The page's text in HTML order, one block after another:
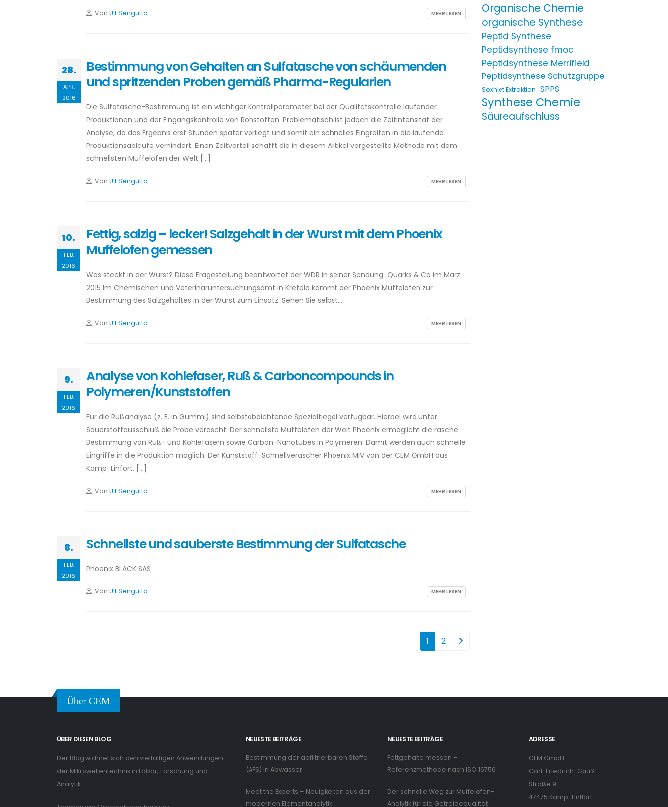
Organische Chemie
organische Synthese
Peptid Synthese
Peptidsynthese fmoc
Peptidsynthese Merrifield
Peptidsynthese Schutzgruppe
Soxhlet Extraktion SPPS
Synthese Chemie
Säureaufschluss
Von Ulf Sengutta MEHR LESEN
28.
APR.
2016
Bestimmung von Gehalten an Sulfatasche von schäumenden
und spritzenden Proben gemäß Pharma-Regularien
Die Sulfatasche-Bestimmung ist ein wichtiger Kontrollparameter bei der Qualitätskontrolle laufender
Produktionen und der Eingangskontrolle von Rohstoffen. Problematisch ist jedoch die Zeitintensität der
Analyse, da das Ergebnis erst Stunden später vorliegt und somit ein schnelles Eingreifen in die laufende
Produktionsabläufe verhindert. Einen Zeitvorteil schafft die in diesem Artikel vorgestellte Methode mit dem
schnellsten Muffelofen der Welt […]
Von Ulf Sengutta MEHR LESEN
10.
FEB.
2016
Fettig, salzig – lecker! Salzgehalt in der Wurst mit dem Phoenix
Muffelofen gemessen
Was steckt in der Wurst? Diese Fragestellung beantwortet der WDR in seiner Sendung Quarks & Co im März
2015 Im Chemischen und Veterinäruntersuchungsamt in Krefeld kommt der Phoenix Muffelofen zur
Bestimmung des Salzgehaltes in der Wurst zum Einsatz. Sehen Sie selbst…
Von Ulf Sengutta MEHR LESEN
9.
FEB.
2016
Analyse von Kohlefaser, Ruß & Carboncompounds in
Polymeren/Kunststoffen
Für die Rußanalyse (z. B. in Gummi) sind selbstabdichtende Spezialtiegel verfügbar. Hierbei wird unter
Sauerstoffausschluß die Probe verascht. Der schnellste Muffelofen der Welt Phoenix ermöglicht die rasche
Bestimmung von Ruß- und Kohlefasern sowie Carbon-Nanotubes in Polymeren. Damit werden auch schnelle
Eingriffe in die Produktion möglich. Der Kunststoff-Schnellverascher Phoenix MIV von der CEM GmbH aus
Kamp-Linfort, […]
Von Ulf Sengutta MEHR LESEN
8.
FEB.
2016
Schnellste und sauberste Bestimmung der Sulfatasche
Phoenix BLACK SAS
Von Ulf Sengutta MEHR LESEN
1 2
Über CEM
ÜBER DIESEN BLOG
Der Blog widmet sich den vielfältigen Anwendungen
der Mikrowellentechnik in Labor, Forschung und
Analytik.
NEUESTE BEITRÄGE
Bestimmung der abfiltrierbaren Stoffe
(AFS) in Abwasser
Meet the Experts – Neuigkeiten aus der
modernen Elementanalytik
NEUESTE BEITRÄGE
Fettgehalte messen –
Referenzmethode nach ISO 16756
Der schnelle Weg zur Muffelofen-
Analytik für die Getreidequalität
ADRESSE
CEM GmbH
Carl-Friedrich-Gauß-
Straße 9
47475 Kamp-Lintfort